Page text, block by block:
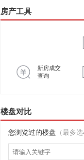
房产工具
新房成交
查询
楼盘对比
您浏览过的楼盘 （最多选